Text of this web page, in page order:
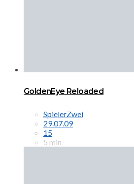
GoldenEye Reloaded
SpielerZwei
29.07.09
15
5 min